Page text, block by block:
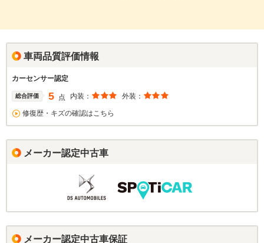
車両品質評価情報
カーセンサー認定
総合評価 5 点 内装： 外装：
修復歴・キズの確認はこちら
メーカー認定中古車
メーカー認定中古車保証